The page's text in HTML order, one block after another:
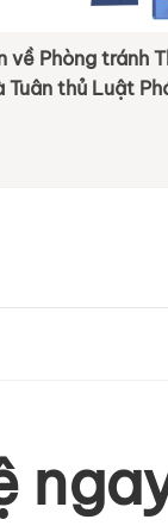
về Phòng tránh
Tuân thủ Luật